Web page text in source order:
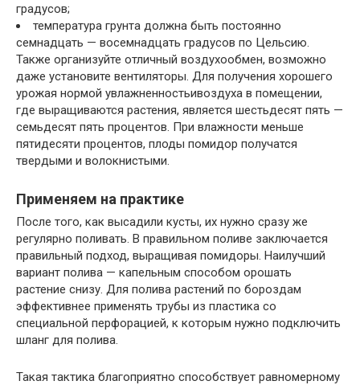
градусов;
температура грунта должна быть постоянно
семнадцать — восемнадцать градусов по Цельсию.
Также организуйте отличный воздухообмен, возможно
даже установите вентиляторы. Для получения хорошего
урожая нормой увлажненностьивоздуха в помещении,
где выращиваются растения, является шестьдесят пять —
семьдесят пять процентов. При влажности меньше
пятидесяти процентов, плоды помидор получатся
твердыми и волокнистыми.
Применяем на практике
После того, как высадили кусты, их нужно сразу же
регулярно поливать. В правильном поливе заключается
правильный подход, выращивая помидоры. Наилучший
вариант полива — капельным способом орошать
растение снизу. Для полива растений по бороздам
эффективнее применять трубы из пластика со
специальной перфорацией, к которым нужно подключить
шланг для полива.
Такая тактика благоприятно способствует равномерному